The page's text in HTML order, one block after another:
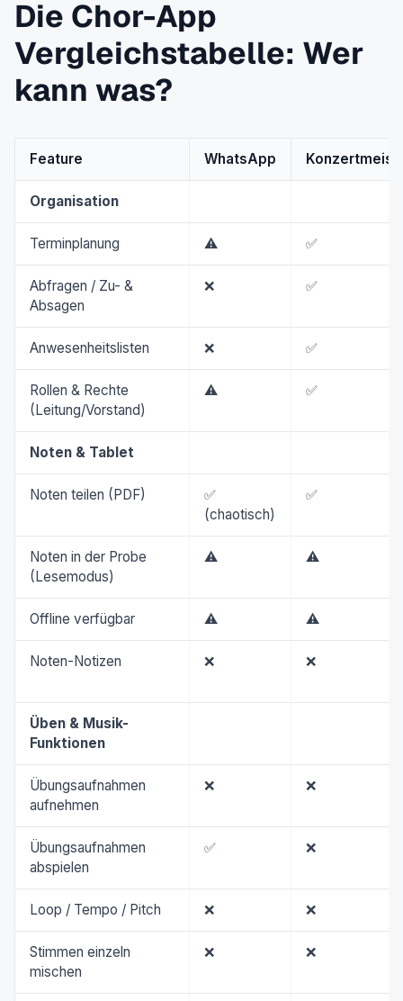
Die Chor-App
Vergleichstabelle: Wer
kann was?
Feature WhatsApp
Organisation
Terminplanung ⚠️ ✅
Abfragen / Zu- &
Absagen
❌ ✅
Anwesenheitslisten ❌ ✅
Rollen & Rechte
(Leitung/Vorstand)
⚠️ ✅
Noten & Tablet
Noten teilen (PDF)
✅
(chaotisch)
✅
Noten in der Probe
(Lesemodus)
⚠️ ⚠️
Offline verfügbar ⚠️ ⚠️
Noten-Notizen ❌ ❌
Üben & Musik-
Funktionen
Übungsaufnahmen
aufnehmen
❌ ❌
Übungsaufnahmen
abspielen
✅ ❌
Loop / Tempo / Pitch ❌ ❌
Stimmen einzeln
mischen
❌ ❌